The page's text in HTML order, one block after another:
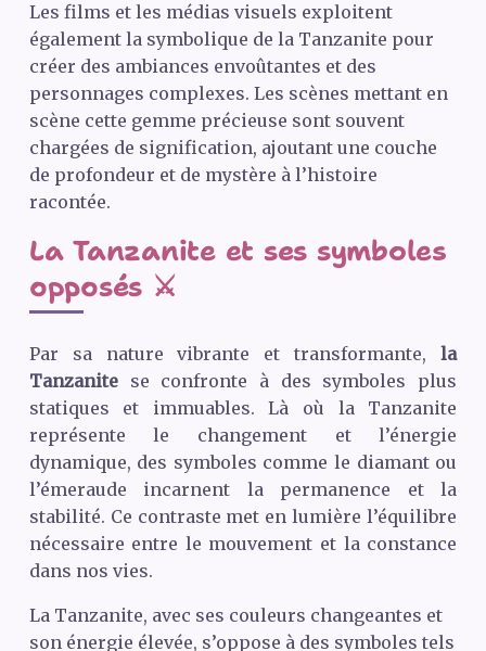
Les films et les médias visuels exploitent
également la symbolique de la Tanzanite pour
créer des ambiances envoûtantes et des
personnages complexes. Les scènes mettant en
scène cette gemme précieuse sont souvent
chargées de signification, ajoutant une couche
de profondeur et de mystère à l’histoire
racontée.
La Tanzanite et ses symboles
opposés ⚔️
Par sa nature vibrante et transformante,la
Tanzanitese confronte à des symboles plus
statiques et immuables. Là où la Tanzanite
représente le changement et l’énergie
dynamique, des symboles comme le diamant ou
l’émeraude incarnent la permanence et la
stabilité. Ce contraste met en lumière l’équilibre
nécessaire entre le mouvement et la constance
dans nos vies.
La Tanzanite, avec ses couleurs changeantes et
son énergie élevée, s’oppose à des symboles tels